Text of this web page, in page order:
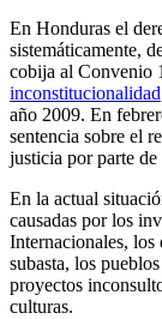
En Honduras el
sistemáticamente,
cobija al Convenio
inconstitucionalidad
año 2009. En
sentencia sobre el
justicia por parte
En la actual
causadas por los
Internacionales, los
subasta, los
proyectos
culturas.